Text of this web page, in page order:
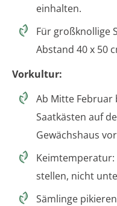
einhalten.
Für großknollige
Abstand 40 x 50
Vorkultur:
Ab Mitte Februar
Saatkästen auf
Gewächshaus
Keimtemperatur:
stellen, nicht
Sämlinge